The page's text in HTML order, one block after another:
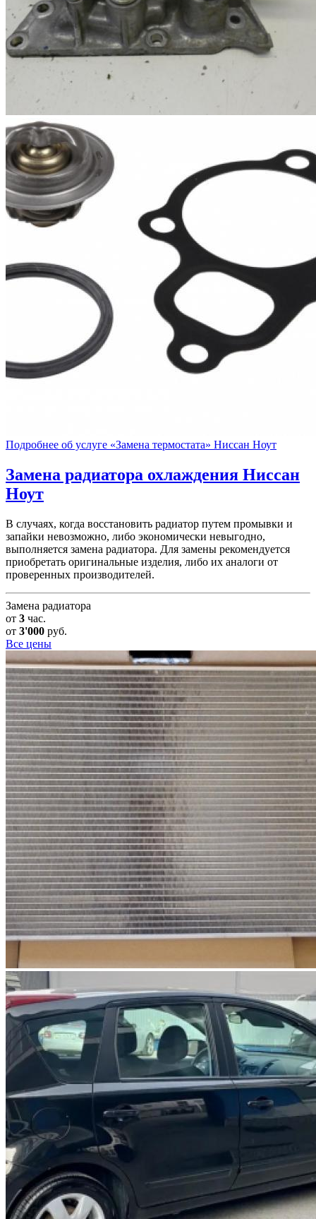
Подробнее об услуге «Замена термостата» Ниссан Ноут
Замена радиатора охлаждения Ниссан
Ноут
В случаях, когда восстановить радиатор путем промывки и
запайки невозможно, либо экономически невыгодно,
выполняется замена радиатора. Для замены рекомендуется
приобретать оригинальные изделия, либо их аналоги от
проверенных производителей.
Замена радиатора
от 3 час.
от 3'000 руб.
Все цены